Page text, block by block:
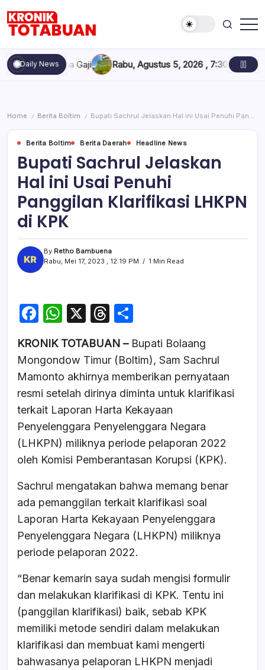
content
Totabuan
hari
ini
Kronik
Daily News
Terima Gaji Rabu, Agustus 5, 2026 , 7:30 AMPertamina
Home / Berita Boltim / Bupati Sachrul Jelaskan Hal ini Usai Penuhi Panggilan Klarifikasi LHKPN di KPK
Berita Boltim Berita Daerah Headline News
Bupati Sachrul Jelaskan
Hal ini Usai Penuhi
Panggilan Klarifikasi LHKPN
di KPK
By Retho Bambuena
Rabu, Mei 17, 2023 , 12:19 PM
1 Min Read
F
c
e
b
o
o
k
W
at
s
A
p
p
X
T
e
a
d
s
ar
e
KRONIK TOTABUAN –Bupati Bolaang
Mongondow Timur (Boltim), Sam Sachrul
Mamonto akhirnya memberikan pernyataan
resmi setelah dirinya diminta untuk klarifikasi
terkait Laporan Harta Kekayaan
Penyelenggara Penyelenggara Negara
(LHKPN) miliknya periode pelaporan 2022
oleh Komisi Pemberantasan Korupsi (KPK).
Sachrul mengatakan bahwa memang benar
ada pemanggilan terkait klarifikasi soal
Laporan Harta Kekayaan Penyelenggara
Penyelenggara Negara (LHKPN) miliknya
periode pelaporan 2022.
“Benar kemarin saya sudah mengisi formulir
dan melakukan klarifikasi di KPK. Tentu ini
(panggilan klarifikasi) baik, sebab KPK
memiliki metode sendiri dalam melakukan
klarifikasi dan membuat kami mengerti
bahwasanya pelaporan LHKPN menjadi